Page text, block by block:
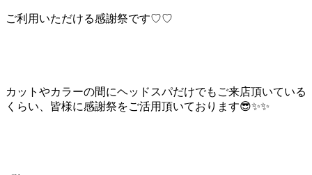
ご利用いただける感謝祭です♡♡
カットやカラーの間にヘッドスパだけでもご来店頂いている
くらい、皆様に感謝祭をご活用頂いております😎✨✨